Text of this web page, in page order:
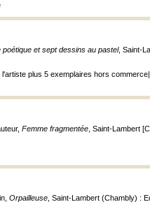
et sept dessins au pastel, Saint-
plus 5 exemplaires hors
Femme fragmentée , Saint-Lambert
Orpailleuse , Saint-Lambert (Chambly) :